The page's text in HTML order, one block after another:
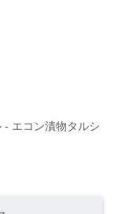
- エコン漬物タルシ